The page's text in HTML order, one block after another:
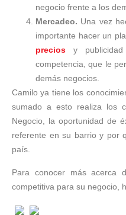
negocio frente a los
Mercadeo. Una vez
importante hacer un
precios y
competencia, que le
demás negocios.
Camilo ya tiene los
sumado a esto realiza los
Negocio, la oportunidad de
referente en su barrio y por
país.
Para conocer más acerca
competitiva para su negocio,